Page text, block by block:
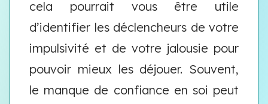
cela pourrait vous être utile
d’identifier les déclencheurs de votre
impulsivité et de votre jalousie pour
pouvoir mieux les déjouer. Souvent,
le manque de confiance en soi peut